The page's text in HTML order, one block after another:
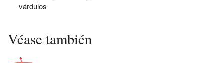
várdulos
Véase también